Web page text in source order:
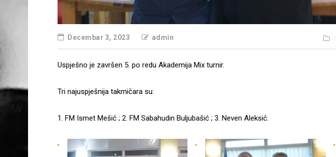
Decembar 3, 2023 admin
Uspješno je završen 5. po redu Akademija Mix turnir.
Tri najuspješnija takmičara su:
1. FM Ismet Mešić ; 2. FM Sabahudin Buljubašić ; 3. Neven Aleksić.